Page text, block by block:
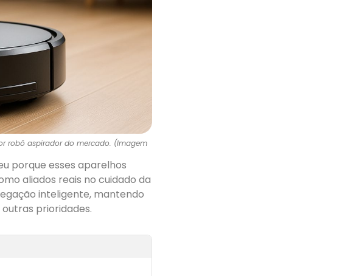
robô aspirador do mercado. (Imagem
porque esses aparelhos
aliados reais no cuidado da
inteligente, mantendo
prioridades.